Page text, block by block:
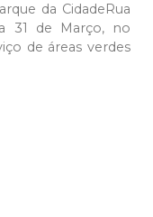
da CidadeRua
31 de Março, no
de áreas verdes